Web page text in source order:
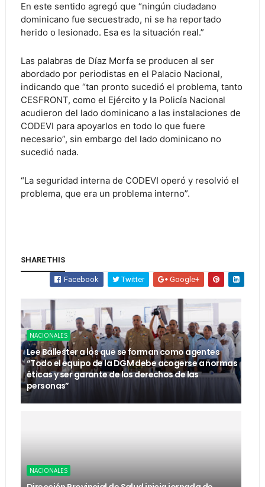
En este sentido agregó que “ningún ciudadano
dominicano fue secuestrado, ni se ha reportado
herido o lesionado. Esa es la situación real.”
Las palabras de Díaz Morfa se producen al ser
abordado por periodistas en el Palacio Nacional,
indicando que “tan pronto sucedió el problema, tanto
CESFRONT, como el Ejército y la Policía Nacional
acudieron del lado dominicano a las instalaciones de
CODEVI para apoyarlos en todo lo que fuere
necesario”, sin embargo del lado dominicano no
sucedió nada.
“La seguridad interna de CODEVI operó y resolvió el
problema, que era un problema interno”.
SHARE THIS
Facebook Twitter Google+
NACIONALES
Lee Ballester a los que se forman como agentes
“Todo el equipo de la DGM debe acogerse a normas
éticas y ser garante de los derechos de las
personas”
NACIONALES